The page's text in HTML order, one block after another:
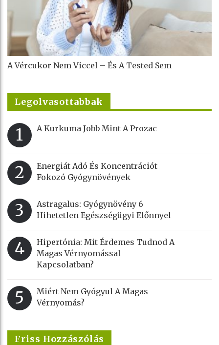
A Vércukor Nem Viccel – És A Tested Sem
Legolvasottabbak
1 A Kurkuma Jobb Mint A Prozac
2
Energiát Adó És Koncentrációt
Fokozó Gyógynövények
3
Astragalus: Gyógynövény 6
Hihetetlen Egészségügyi Előnnyel
4
Hipertónia: Mit Érdemes Tudnod A
Magas Vérnyomással
Kapcsolatban?
5
Miért Nem Gyógyul A Magas
Vérnyomás?
Friss Hozzászólás